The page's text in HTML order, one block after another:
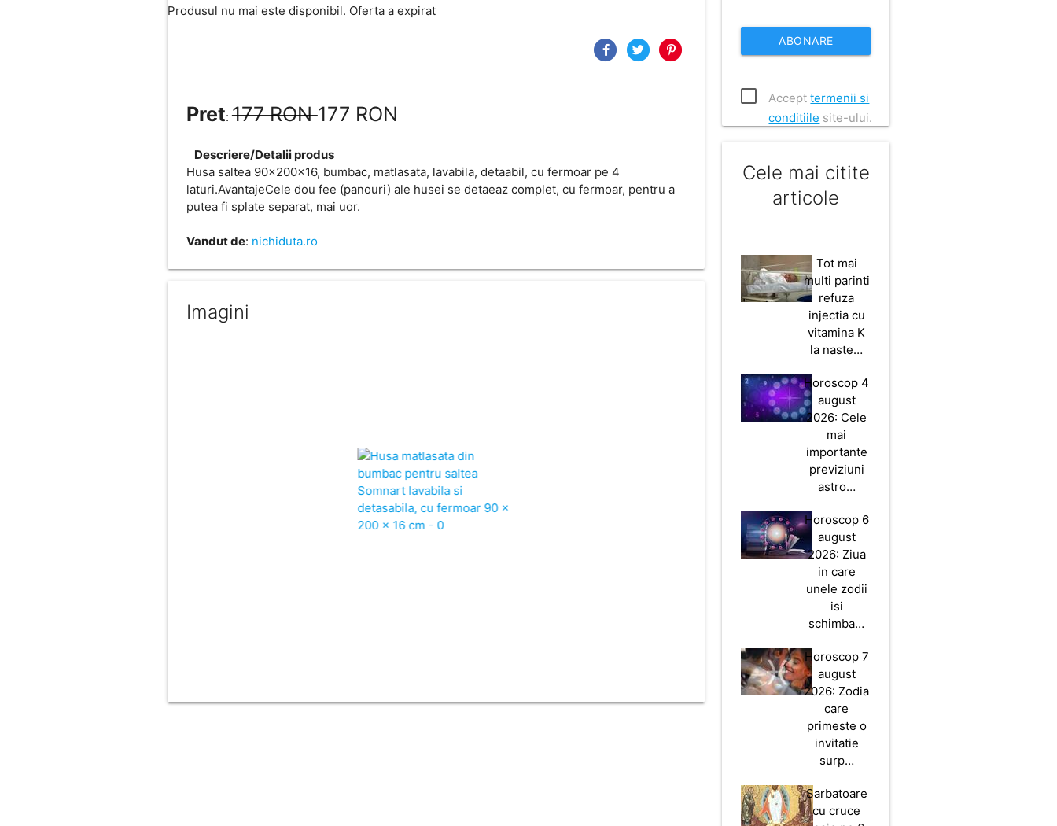
Produsul nu mai este disponibil. Oferta a expirat
Pret:177 RON177 RON
Descriere/Detalii produs
Husa saltea 90x200x16, bumbac, matlasata, lavabila, detaabil, cu fermoar pe 4
laturi.AvantajeCele dou fee (panouri) ale husei se detaeaz complet, cu fermoar, pentru a
putea fi splate separat, mai uor.
Vandut de: nichiduta.ro
Imagini
ABONARE
Accepttermenii si
conditiile site-ului.
Cele mai citite
articole
Tot mai
multi parinti
refuza
injectia cu
vitamina K
la naste…
Horoscop 4
august
2026: Cele
mai
importante
previziuni
astro…
Horoscop 6
august
2026: Ziua
in care
unele zodii
isi
schimba…
Horoscop 7
august
2026: Zodia
care
primeste o
invitatie
surp…
Sarbatoare
cu cruce